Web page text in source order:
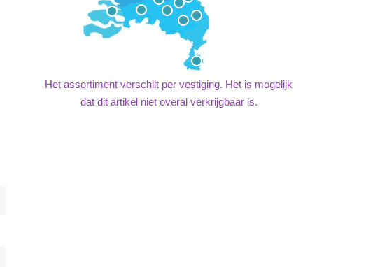
Het assortiment verschilt per vestiging. Het is mogelijk
dat dit artikel niet overal verkrijgbaar is.